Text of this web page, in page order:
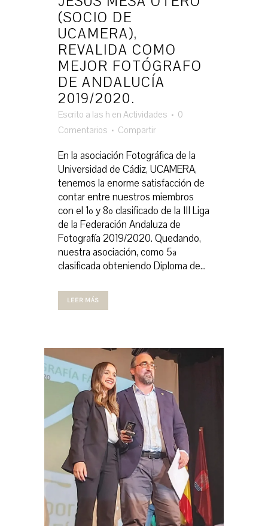
(SOCIO DE
UCAMERA),
REVALIDA COMO
MEJOR FOTÓGRAFO
DE ANDALUCÍA
2019/2020.
Escrito a las h en Actividades
0
Comentarios
Compartir
En la asociación Fotográfica de la
Universidad de Cádiz, UCAMERA,
tenemos la enorme satisfacción de
contar entre nuestros miembros
con el 1º y 8º clasificado de la III Liga
de la Federación Andaluza de
Fotografía 2019/2020. Quedando,
nuestra asociación, como 5ª
clasificada obteniendo Diploma de...
LEER MÁS